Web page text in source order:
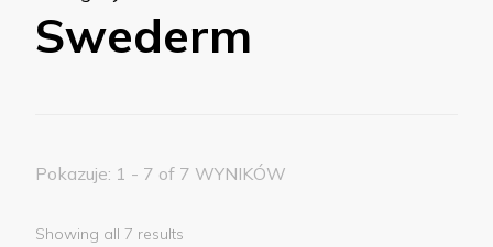
Swederm
Pokazuje: 1 - 7 of 7 WYNIKÓW
Showing all 7 results